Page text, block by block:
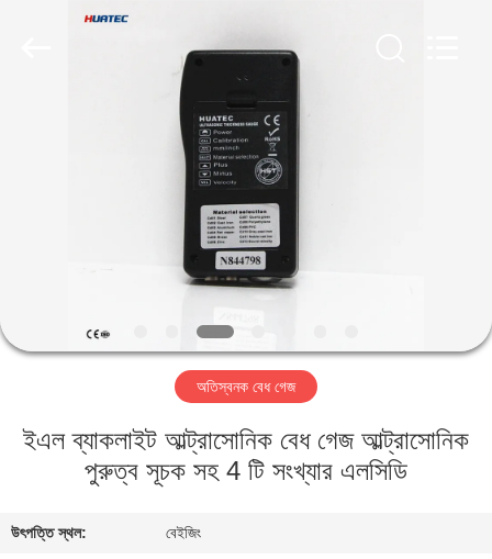
কারখানা
অতিস্বনক বেধ গেজ
ইএল ব্যাকলাইট আল্ট্রাসোনিক বেধ গেজ আল্ট্রাসোনিক
পুরুত্ব সূচক সহ 4 টি সংখ্যার এলসিডি
উৎপত্তি স্থল: বেইজিং